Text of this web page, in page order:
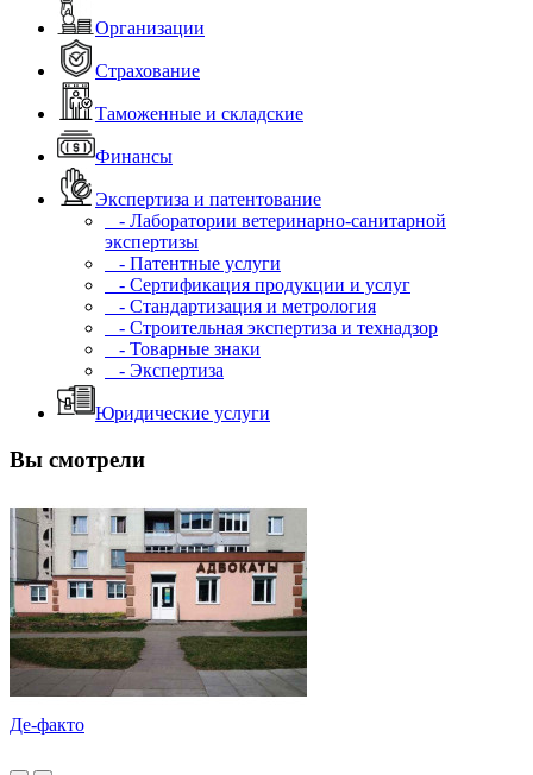
Организации
Страхование
Таможенные и складские
Финансы
Экспертиза и патентование
- Лаборатории ветеринарно-санитарной
экспертизы
- Патентные услуги
- Сертификация продукции и услуг
- Стандартизация и метрология
- Строительная экспертиза и технадзор
- Товарные знаки
- Экспертиза
Юридические услуги
Вы смотрели
Де-факто